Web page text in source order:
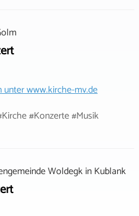
unterwww.kirche-mv.de
#Konzerte #Musik
WoldegkinKublank